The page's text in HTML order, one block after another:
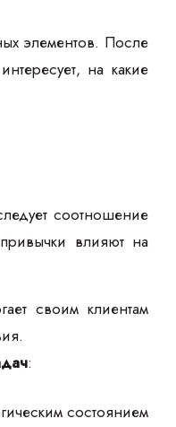
элементов. После
на какие
соотношение
влияют на
своим клиентам
:
состоянием